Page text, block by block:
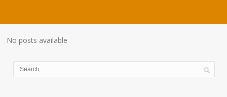
No posts available